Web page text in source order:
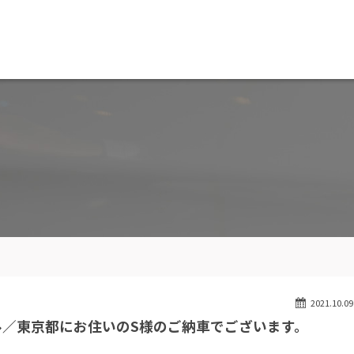
ト
マップ
サービス
2021.10.09
京都にお住いのS様のご納車でございます。